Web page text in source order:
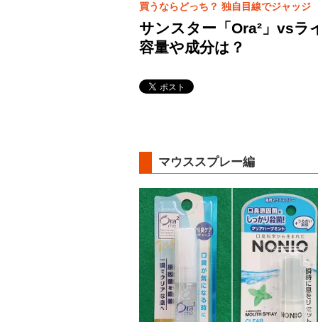
買うならどっち？ 独自目線でジャッジ
サンスター「Ora²」vsラ
容量や成分は？
マウススプレー編